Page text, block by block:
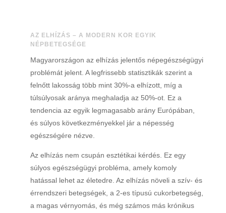
AZ ELHÍZÁS – A MODERN KOR EGYIK
NÉPBETEGSÉGE
Magyarországon az elhízás jelentős népegészségügyi
problémát jelent. A legfrissebb statisztikák szerint a
felnőtt lakosság több mint 30%-a elhízott, míg a
túlsúlyosak aránya meghaladja az 50%-ot. Ez a
tendencia az egyik legmagasabb arány Európában,
és súlyos következményekkel jár a népesség
egészségére nézve.
Az elhízás nem csupán esztétikai kérdés. Ez egy
súlyos egészségügyi probléma, amely komoly
hatással lehet az életedre. Az elhízás növeli a szív- és
érrendszeri betegségek, a 2-es típusú cukorbetegség,
a magas vérnyomás, és még számos más krónikus